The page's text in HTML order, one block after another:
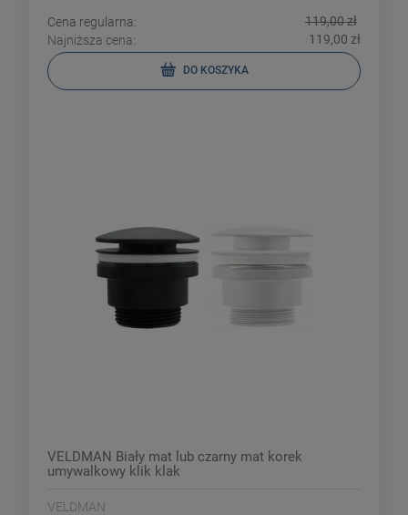
Cena regularna:
119,00 zł
Najniższa cena:
119,00 zł
DO KOSZYKA
VELDMAN Biały mat lub czarny mat korek
umywalkowy klik klak
VELDMAN